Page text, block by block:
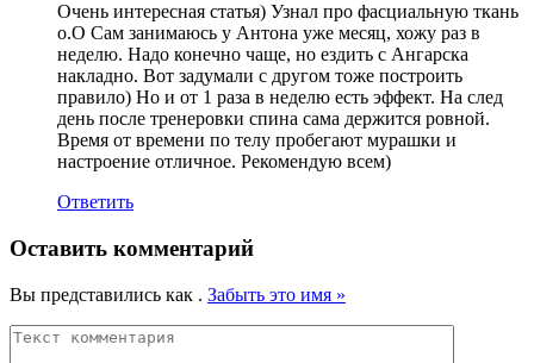
Очень интересная статья) Узнал про фасциальную ткань
о.О Сам занимаюсь у Антона уже месяц, хожу раз в
неделю. Надо конечно чаще, но ездить с Ангарска
накладно. Вот задумали с другом тоже построить
правило) Но и от 1 раза в неделю есть эффект. На след
день после тренеровки спина сама держится ровной.
Время от времени по телу пробегают мурашки и
настроение отличное. Рекомендую всем)
Ответить
Оставить комментарий
Вы представились как . Забыть это имя »